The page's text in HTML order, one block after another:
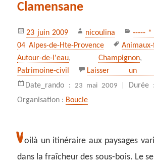
Clamensane
Publié
le
23 juin 2009 Auteur
nicoulina ----- *
04 Alpes-de-Hte-Provence
Mots-
clés
Autour-de-l'eau, Champignon
Patrimoine‑civil
Laisser un
Date_rando : 23 mai 2009 | Durée
Organisation : Boucle
Voilà un itinéraire aux paysages
dans la fraîcheur des sous-bois. Le